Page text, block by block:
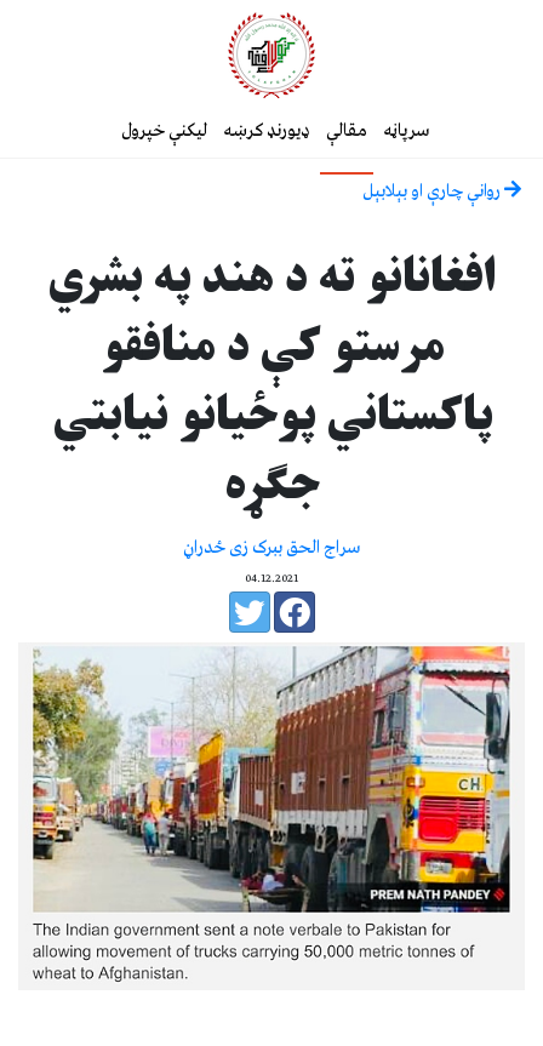
سرپاڼه مقالې ډیورنډ کرښه لیکنې خپرول
روانې چارې او بېلابېل
افغانانو ته د هند په بشري
مرستو کې د منافقو
پاکستاني پوځیانو نیابتي
جګړه
سراج الحق ببرک زی ځدراڼ
04.12.2021